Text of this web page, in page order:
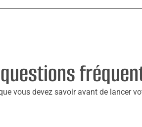
vous devez savoir avant de lancer